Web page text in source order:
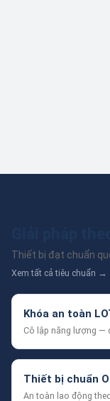
Thiết bị đạt chuẩn
Xem tất cả tiêu chuẩn →
Khóa an toàn
Cô lập năng lượng —
Thiết bị chuẩn
An toàn lao động